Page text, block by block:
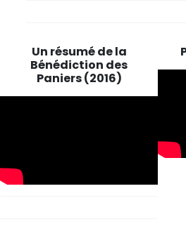
Un résumé de la
Bénédiction des
Paniers (2016)